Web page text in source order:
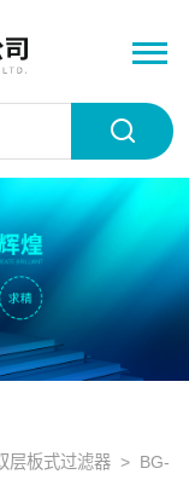
层板式过滤器 > BG-